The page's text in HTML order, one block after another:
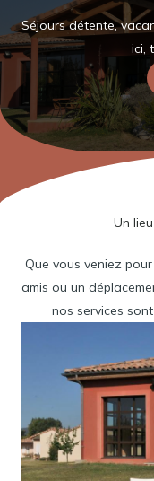
Séjours détente,
ici,
Un
Que vous veniez
amis ou un
nos services